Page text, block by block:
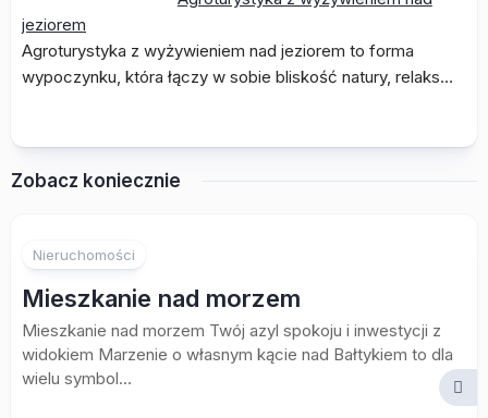
jeziorem
Agroturystyka z wyżywieniem nad jeziorem to forma
wypoczynku, która łączy w sobie bliskość natury, relaks…
Zobacz koniecznie
Nieruchomości
Mieszkanie nad morzem
Mieszkanie nad morzem Twój azyl spokoju i inwestycji z
widokiem Marzenie o własnym kącie nad Bałtykiem to dla
wielu symbol...